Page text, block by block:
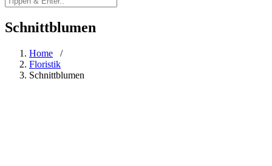
Schnittblumen
Home /
Floristik
Schnittblumen